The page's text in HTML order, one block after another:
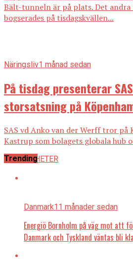
Bält-tunneln är på plats. Det
bogserades på tisdagskvällen...
Näringsliv1 månad sedan
På tisdag presenterar
storsatsning på
SAS vd Anko van der Werff tror på
Kastrup som bolagets globala hub
ALLA NYHETER
Trending
Danmark11 månader sedan
Energiö Bornholm på väg mot att
Danmark och Tyskland väntas bli